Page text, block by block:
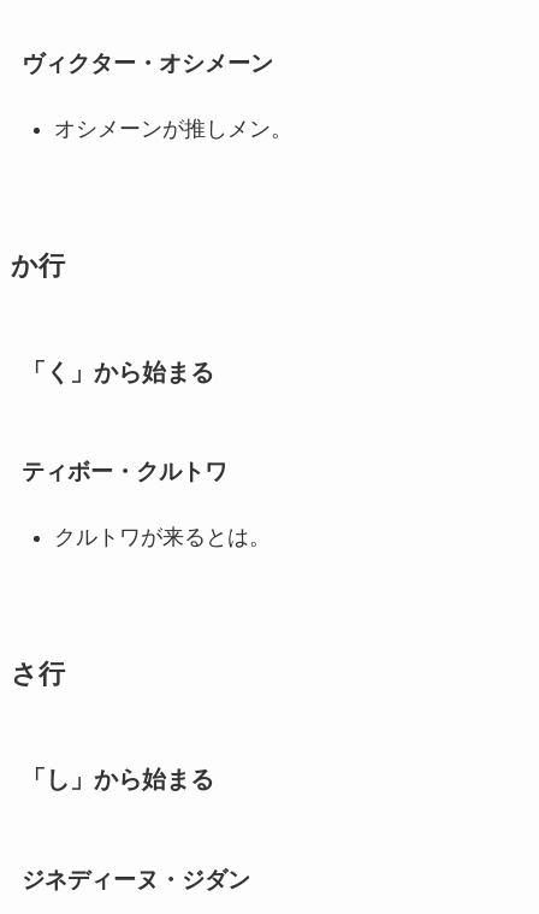
ヴィクター・オシメーン
オシメーンが推しメン。
か行
「く」から始まる
ティボー・クルトワ
クルトワが来るとは。
さ行
「し」から始まる
ジネディーヌ・ジダン